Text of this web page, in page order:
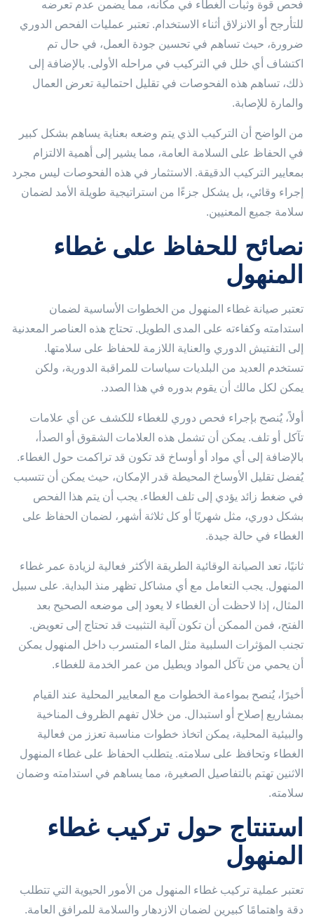
فحص قوة وثبات الغطاء في مكانه، مما يضمن عدم تعرضه
للتأرجح أو الانزلاق أثناء الاستخدام. تعتبر عمليات الفحص الدوري
ضرورة، حيث تساهم في تحسين جودة العمل، في حال تم
اكتشاف أي خلل في التركيب في مراحله الأولى. بالإضافة إلى
ذلك، تساهم هذه الفحوصات في تقليل احتمالية تعرض العمال
والمارة للإصابة.
من الواضح أن التركيب الذي يتم وضعه بعناية يساهم بشكل كبير
في الحفاظ على السلامة العامة، مما يشير إلى أهمية الالتزام
بمعايير التركيب الدقيقة. الاستثمار في هذه الفحوصات ليس مجرد
إجراء وقائي، بل يشكل جزءًا من استراتيجية طويلة الأمد لضمان
سلامة جميع المعنيين.
نصائح للحفاظ على غطاء
المنهول
تعتبر صيانة غطاء المنهول من الخطوات الأساسية لضمان
استدامته وكفاءته على المدى الطويل. تحتاج هذه العناصر المعدنية
إلى التفتيش الدوري والعناية اللازمة للحفاظ على سلامتها.
تستخدم العديد من البلديات سياسات للمراقبة الدورية، ولكن
يمكن لكل مالك أن يقوم بدوره في هذا الصدد.
أولاً، يُنصح بإجراء فحص دوري للغطاء للكشف عن أي علامات
تآكل أو تلف. يمكن أن تشمل هذه العلامات الشقوق أو الصدأ،
بالإضافة إلى أي مواد أو أوساخ قد تكون قد تراكمت حول الغطاء.
يُفضل تقليل الأوساخ المحيطة قدر الإمكان، حيث يمكن أن تتسبب
في ضغط زائد يؤدي إلى تلف الغطاء. يجب أن يتم هذا الفحص
بشكل دوري، مثل شهريًا أو كل ثلاثة أشهر، لضمان الحفاظ على
الغطاء في حالة جيدة.
ثانيًا، تعد الصيانة الوقائية الطريقة الأكثر فعالية لزيادة عمر غطاء
المنهول. يجب التعامل مع أي مشاكل تظهر منذ البداية. على سبيل
المثال، إذا لاحظت أن الغطاء لا يعود إلى موضعه الصحيح بعد
الفتح، فمن الممكن أن تكون آلية التثبيت قد تحتاج إلى تعويض.
تجنب المؤثرات السلبية مثل الماء المتسرب داخل المنهول يمكن
أن يحمي من تآكل المواد ويطيل من عمر الخدمة للغطاء.
أخيرًا، يُنصح بمواءمة الخطوات مع المعايير المحلية عند القيام
بمشاريع إصلاح أو استبدال. من خلال تفهم الظروف المناخية
والبيئية المحلية، يمكن اتخاذ خطوات مناسبة تعزز من فعالية
الغطاء وتحافظ على سلامته. يتطلب الحفاظ على غطاء المنهول
الاثنين تهتم بالتفاصيل الصغيرة، مما يساهم في استدامته وضمان
سلامته.
استنتاج حول تركيب غطاء
المنهول
تعتبر عملية تركيب غطاء المنهول من الأمور الحيوية التي تتطلب
دقة واهتمامًا كبيرين لضمان الازدهار والسلامة للمرافق العامة.